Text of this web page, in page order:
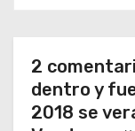
d
a
2
dentro y
2018 se